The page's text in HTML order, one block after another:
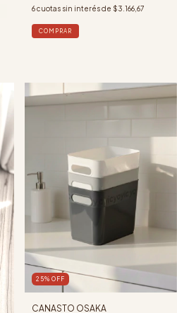
6 cuotas sin interés de $3.166,67
25% OFF
CANASTO OSAKA